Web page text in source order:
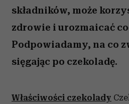
składników, może
zdrowie i urozmaicać
Podpowiadamy, na co
sięgając po czekoladę.
Właściwości czekolady